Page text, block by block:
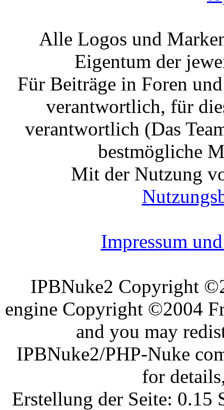
Alle Logos und
Eigentum der
Für Beiträge in Foren
verantwortlich, für
verantwortlich (Das
bestmögliche
Mit der Nutzung
Impressum
IPBNuke2 Copyright
engine Copyright ©2004
and you may
IPBNuke2/PHP-Nuke
for
Erstellung der Seite: 0.15